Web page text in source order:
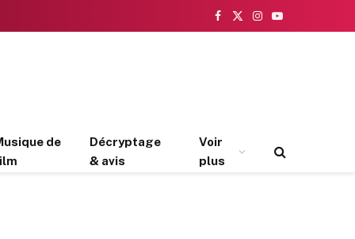
Facebook
X
Instagram
YouTube
de
Décryptage
& avis
Voir
plus